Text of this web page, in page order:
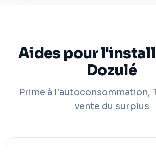
Aides pour
Dozulé
Prime à l'autoconsommation,
vente du surplus